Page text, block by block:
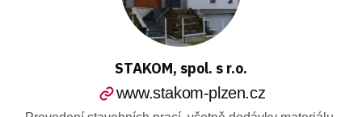
STAKOM, spol. s r.o.
www.stakom-plzen.cz